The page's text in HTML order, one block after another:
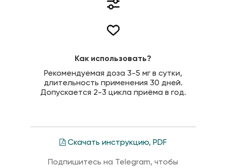
Как использовать?
Рекомендуемая доза 3-5 мг в сутки,
длительность применения 30 дней.
Допускается 2-3 цикла приёма в год.
Скачать инструкцию, PDF
Подпишитесь на Telegram, чтобы